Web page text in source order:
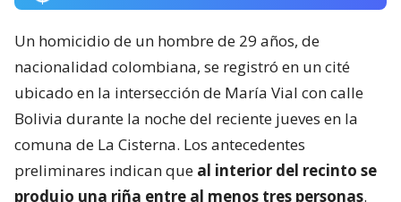
Un homicidio de un hombre de 29 años, de
nacionalidad colombiana, se registró en un cité
ubicado en la intersección de María Vial con calle
Bolivia durante la noche del reciente jueves en la
comuna de La Cisterna. Los antecedentes
preliminares indican que al interior del recinto se
produjo una riña entre al menos tres personas.